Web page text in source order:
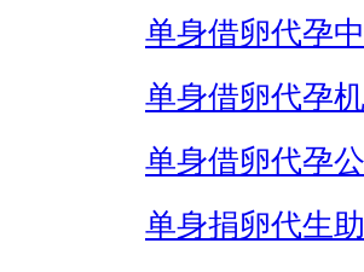
单身借卵代孕
单身借卵代孕
单身借卵代孕
单身捐卵代生